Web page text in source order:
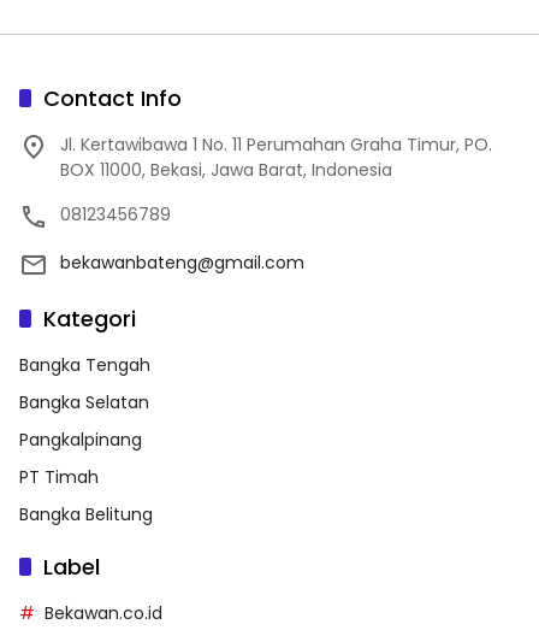
Contact Info
Jl. Kertawibawa 1 No. 11 Perumahan Graha Timur, PO.
BOX 11000, Bekasi, Jawa Barat, Indonesia
08123456789
bekawanbateng@gmail.com
Kategori
Bangka Tengah
Bangka Selatan
Pangkalpinang
PT Timah
Bangka Belitung
Label
Bekawan.co.id